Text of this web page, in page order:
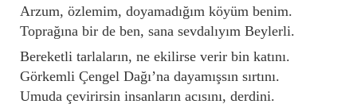
Arzum, özlemim, doyamadığım köyüm benim.
Toprağına bir de ben, sana sevdalıyım Beylerli.
Bereketli tarlaların, ne ekilirse verir bin katını.
Görkemli Çengel Dağı’na dayamışsın sırtını.
Umuda çevirirsin insanların acısını, derdini.